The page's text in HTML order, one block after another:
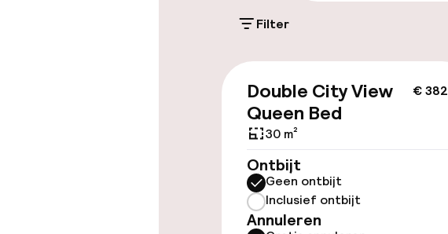
Toegankelijkheid
Overal rolstoeltoegankelijk
Lift
Zwemmen & wellness
Filter
€ 382
Double City View
Queen Bed
30 m²
Ontbijt
Geen ontbijt
Inclusief ontbijt
Annuleren